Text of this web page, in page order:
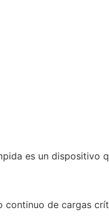
es un dispositivo
de cargas